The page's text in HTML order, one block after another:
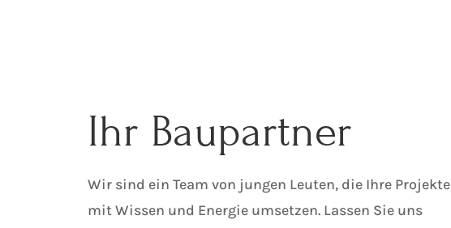
Ihr Baupartner
Wir sind ein Team von jungen Leuten, die Ihre Projekte
mit Wissen und Energie umsetzen. Lassen Sie uns